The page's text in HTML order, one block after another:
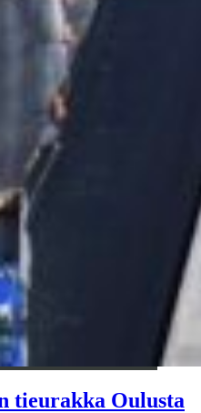
tieurakka Oulusta